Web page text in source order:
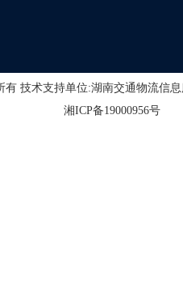
技术支持单位:湖南交通物流信
湘ICP备19000956号